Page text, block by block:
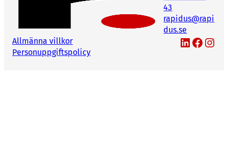
43
rapidus@rapi
dus.se
Allmänna villkor
Personuppgiftspolicy
LinkedIn Facebook Instagram